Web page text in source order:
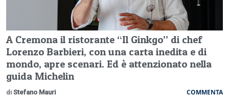
A Cremona il ristorante “Il Ginkgo” di chef
Lorenzo Barbieri, con una carta inedita e di
mondo, apre scenari. Ed è attenzionato nella
guida Michelin
di Stefano Mauri COMMENTA